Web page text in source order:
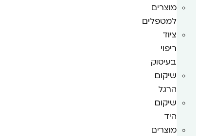
מוצרים
למטפלים
ציוד
ריפוי
בעיסוק
שיקום
הרגל
שיקום
היד
מוצרים